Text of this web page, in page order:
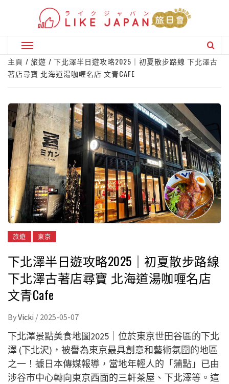
Primary
Menu
主頁 旅遊
下北澤半日遊攻略2025｜初夏散步路線 下北澤古
著店尋寶 北海道湯咖喱名店 文青CAFE
旅遊 東京
下北澤半日遊攻略2025｜初夏散步路線
下北澤古著店尋寶 北海道湯咖喱名店
文青Cafe
ByVicki / 2025-05-07
下北澤景點美食地圖2025｜位於東京世田谷區的下北
澤 (下北沢)，被譽為東京最具創意和藝術氛圍的地區
之一！據日本傳媒報導，當地年輕人的「蒲點」已由
涉谷市中心轉向東京西面的三軒茶屋、下北澤等。這